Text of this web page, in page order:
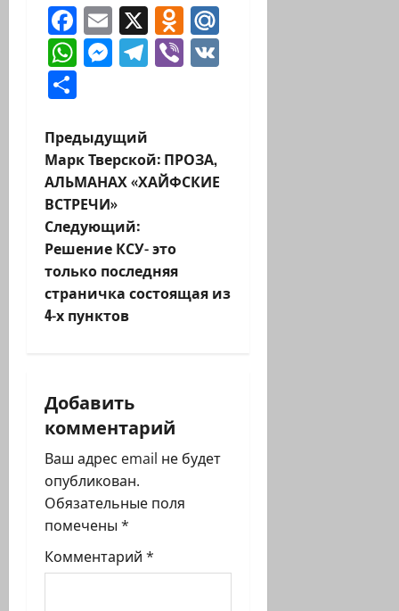
Facebook
Email
X Odnoklassniki
WhatsApp
Messenger
Telegram
Viber
Н
а
в
и
г
а
и
я
з
а
п
Предыдущий
Марк Тверской: ПРОЗА,
АЛЬМАНАХ «ХАЙФСКИЕ
ВСТРЕЧИ»
Следующий:
Решение КСУ- это
только последняя
страничка состоящая из
4-х пунктов
Добавить
комментарий
Ваш адрес email не будет
опубликован.
Обязательные поля
помечены *
Комментарий *